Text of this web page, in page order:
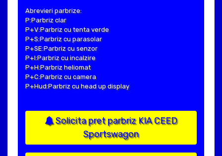
Abrevieri parbrize:
P:Parbriz clar
P+V:Parbriz cu tenta verde
P+S:Parbriz cu parasolar
P+SE:Parbriz cu senzor
P+I:Parbriz cu incalzire
P+H:Parbriz heliomat
P+C:Parbriz cu camera
P+Hud:Parbriz cu head up display
Solicita pret parbriz KIA CEED
Sportswagon